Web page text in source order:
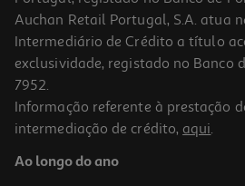
Calculadora Grafica Casio Fx-Cg50
139.99 €/un
Auchan Retail Portugal, S.A. atua
Intermediário de Crédito a título
exclusividade, registado no Banco
7952.
Informação referente à prestação
intermediação de crédito, aqui.
Ao longo do ano